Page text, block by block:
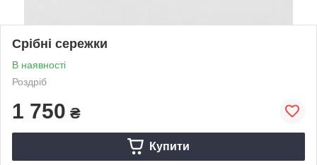
Срібні сережки
В наявності
Роздріб
1 750 ₴
Купити